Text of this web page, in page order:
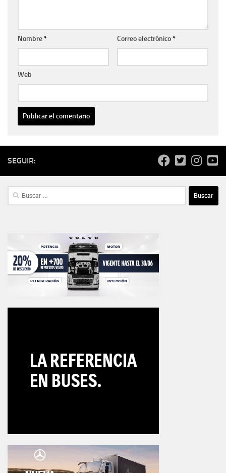
Nombre* Correo electrónico*
Web
SEGUIR:
Buscar: